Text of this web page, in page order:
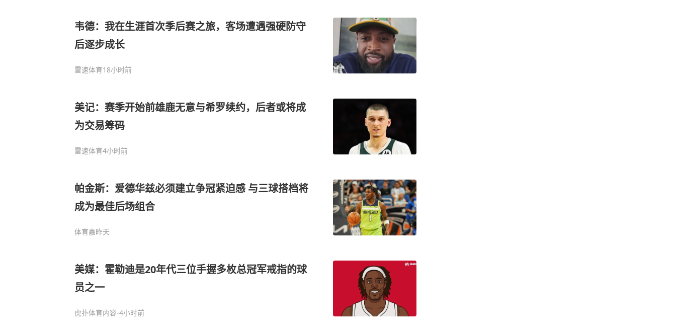
韦德：我在生涯首次季后赛之旅，客场遭遇强硬防守
后逐步成长
雷速体育18小时前
美记：赛季开始前雄鹿无意与希罗续约，后者或将成
为交易筹码
雷速体育4小时前
帕金斯：爱德华兹必须建立争冠紧迫感 与三球搭档将
成为最佳后场组合
体育嘉昨天
美媒：霍勒迪是20年代三位手握多枚总冠军戒指的球
员之一
虎扑体育内容-4小时前